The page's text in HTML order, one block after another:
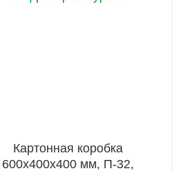
Картонная коробка
600х400х400 мм, П-32,